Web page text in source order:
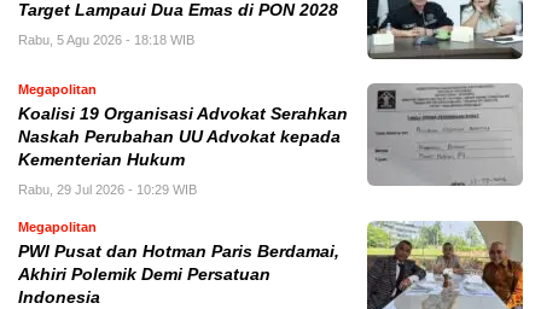
Target Lampaui Dua Emas di PON 2028
Rabu, 5 Agu 2026 - 18:18 WIB
Megapolitan
Koalisi 19 Organisasi Advokat Serahkan
Naskah Perubahan UU Advokat kepada
Kementerian Hukum
Rabu, 29 Jul 2026 - 10:29 WIB
Megapolitan
PWI Pusat dan Hotman Paris Berdamai,
Akhiri Polemik Demi Persatuan
Indonesia